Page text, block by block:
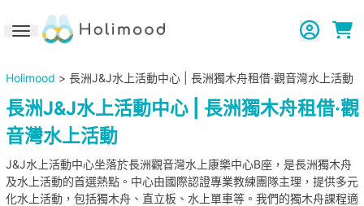
Toggle navigation
Holimood > 長洲J&J水上活動中心 | 長洲獨木舟租借·觀音灣水上活動
長洲J&J水上活動中心 | 長洲獨木舟租借·觀
音灣水上活動
J&J水上活動中心坐落於長洲觀音灣水上康樂中心B座，是長洲獨木舟
及水上活動的首選熱點。中心由國際認證專業教練團隊主理，提供多元
化水上活動，包括獨木舟、直立板、水上單車等。我們的獨木舟課程適